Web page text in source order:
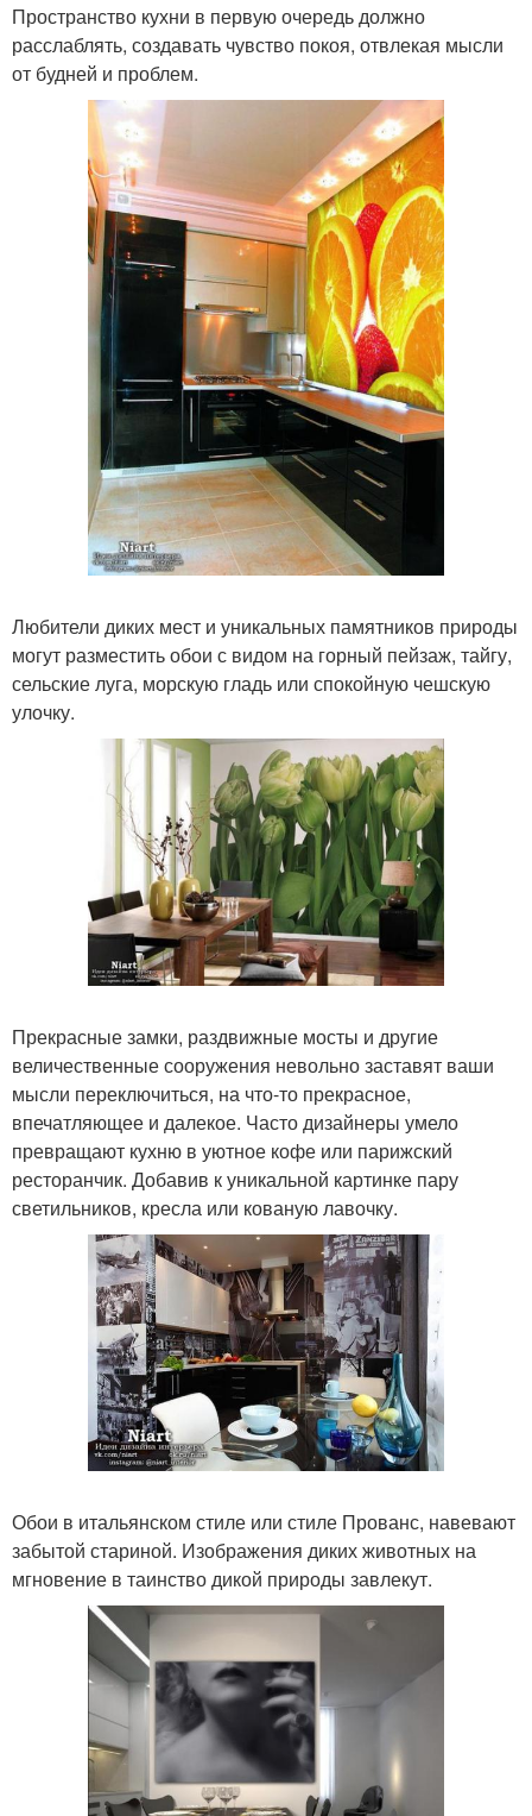
Пространство кухни в первую очередь должно
расслаблять, создавать чувство покоя, отвлекая мысли
от будней и проблем.
Любители диких мест и уникальных памятников природы
могут разместить обои с видом на горный пейзаж, тайгу,
сельские луга, морскую гладь или спокойную чешскую
улочку.
Прекрасные замки, раздвижные мосты и другие
величественные сооружения невольно заставят ваши
мысли переключиться, на что-то прекрасное,
впечатляющее и далекое. Часто дизайнеры умело
превращают кухню в уютное кофе или парижский
ресторанчик. Добавив к уникальной картинке пару
светильников, кресла или кованую лавочку.
Обои в итальянском стиле или стиле Прованс, навевают
забытой стариной. Изображения диких животных на
мгновение в таинство дикой природы завлекут.